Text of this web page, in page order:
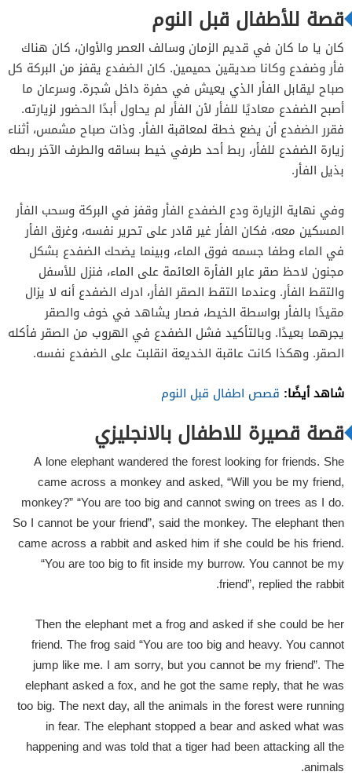
قصة للأطفال قبل النوم
كان يا ما كان في قديم الزمان وسالف العصر والأوان، كان هناك
فأر وضفدع وكانا صديقين حميمين. كان الضفدع يقفز من البركة كل
صباح ليقابل الفأر الذي يعيش في حفرة داخل شجرة. وسرعان ما
أصبح الضفدع معاديًا للفأر لأن الفأر لم يحاول أبدًا الحضور لزيارته.
فقرر الضفدع أن يضع خطة لمعاقبة الفأر. وذات صباح مشمس، أثناء
زيارة الضفدع للفأر، ربط أحد طرفي خيط بساقه والطرف الآخر ربطه
بذيل الفأر.
وفي نهاية الزيارة ودع الضفدع الفأر وقفز في البركة وسحب الفأر
المسكين معه، فكان الفأر غير قادر على تحرير نفسه، وغرق الفأر
في الماء وطفا جسمه فوق الماء، وبينما يضحك الضفدع بشكل
مجنون لاحظ صقر عابر الفأرة العائمة على الماء، فنزل للأسفل
والتقط الفأر. وعندما التقط الصقر الفأر، ادرك الضفدع أنه لا يزال
مقيدًا بالفأر بواسطة الخيط، فصار يشاهد في خوف والصقر
يجرهما بعيدًا. وبالتأكيد فشل الضفدع في الهروب من الصقر فأكله
الصقر. وهكذا كانت عاقبة الخديعة انقلبت على الضفدع نفسه.
شاهد أيضًا: قصص اطفال قبل النوم
قصة قصيرة للاطفال بالانجليزي
A lone elephant wandered the forest looking for friends. She
came across a monkey and asked, “Will you be my friend,
monkey?” “You are too big and cannot swing on trees as I do.
So I cannot be your friend”, said the monkey. The elephant then
came across a rabbit and asked him if she could be his friend.
“You are too big to fit inside my burrow. You cannot be my
friend”, replied the rabbit.
Then the elephant met a frog and asked if she could be her
friend. The frog said “You are too big and heavy. You cannot
jump like me. I am sorry, but you cannot be my friend”. The
elephant asked a fox, and he got the same reply, that he was
too big. The next day, all the animals in the forest were running
in fear. The elephant stopped a bear and asked what was
happening and was told that a tiger had been attacking all the
animals.